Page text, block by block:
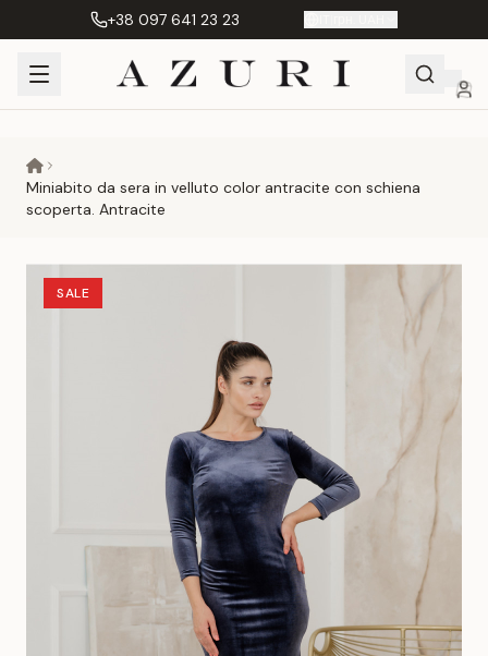
+38 097 641 23 23
Miniabito da sera in velluto color antracite con schiena
scoperta. Antracite
SALE